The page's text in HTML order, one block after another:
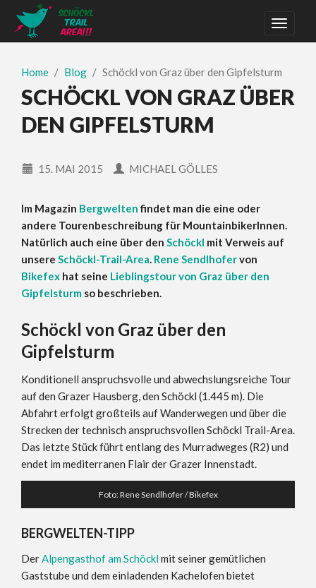
Home Blog Schöckl von Graz über den Gipfelsturm
SCHÖCKL VON GRAZ ÜBER
DEN GIPFELSTURM
15. MAI 2015 MICHAEL GÖLLES
Im Magazin Bergweltenfindet man die eine oder
andere Tourenbeschreibung für MountainbikerInnen.
Natürlich auch eine über den Schöckl mit Verweis auf
unsere Schöckl-Trail-Area. Rene Sendlhofervon
Bikefex hat seine Lieblingstour von Graz über den
Gipfelsturm so beschrieben.
Schöckl von Graz über den
Gipfelsturm
Konditionell anspruchsvolle und abwechslungsreiche Tour
auf den Grazer Hausberg, den Schöckl (1.445 m). Die
Abfahrt erfolgt großteils auf Wanderwegen und über die
Strecken der technisch anspruchsvollen Schöckl Trail-Area.
Das letzte Stück führt entlang des Murradweges (R2) und
endet im mediterranen Flair der Grazer Innenstadt.
Foto: Rene Sendlhofer / Bikefex
BERGWELTEN-TIPP
DerAlpengasthof am Schöckl mit seiner gemütlichen
Gaststube und dem einladenden Kachelofen bietet